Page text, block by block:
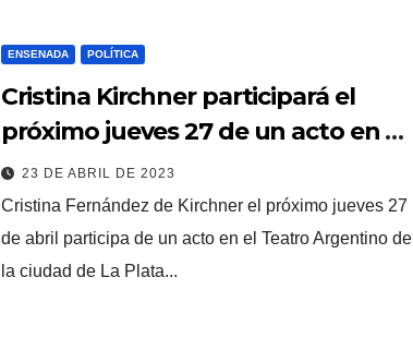
ENSENADA POLÍTICA
Cristina Kirchner participará el
próximo jueves 27 de un acto en La
Plata
23 DE ABRIL DE 2023
Cristina Fernández de Kirchner el próximo jueves 27
de abril participa de un acto en el Teatro Argentino de
la ciudad de La Plata...